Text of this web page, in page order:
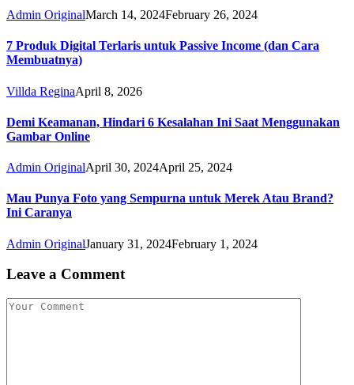
Admin OriginalMarch 14, 2024February 26, 2024
7 Produk Digital Terlaris untuk Passive Income (dan Cara
Membuatnya)
Villda ReginaApril 8, 2026
Demi Keamanan, Hindari 6 Kesalahan Ini Saat Menggunakan
Gambar Online
Admin OriginalApril 30, 2024April 25, 2024
Mau Punya Foto yang Sempurna untuk Merek Atau Brand?
Ini Caranya
Admin OriginalJanuary 31, 2024February 1, 2024
Leave a Comment